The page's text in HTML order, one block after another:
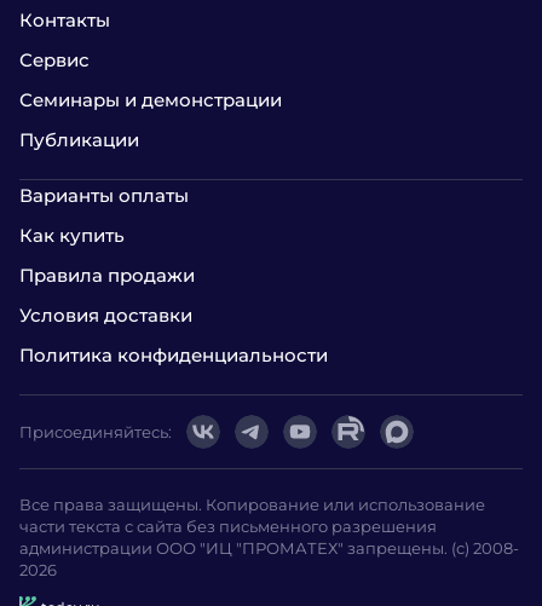
Контакты
Сервис
Семинары и демонстрации
Публикации
Варианты оплаты
Как купить
Правила продажи
Условия доставки
Политика конфиденциальности
Все права защищены. Копирование или использование
части текста с сайта без письменного разрешения
администрации ООО "ИЦ "ПРОМАТЕХ" запрещены. (с) 2008-
2026
Присоединяйтесь: